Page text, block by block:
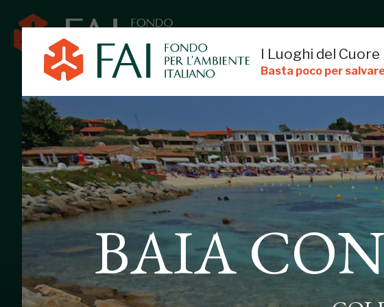
I Luoghi del Cuore
Basta poco per
BAIA
BAIA CONCAS
GOLFO ARANCI, SASSARI